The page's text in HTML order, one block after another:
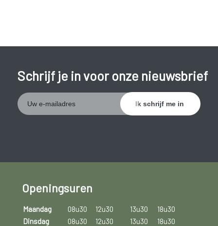
Schrijf je in voor onze nieuwsbrief
Openingsuren
Maandag 08u30 12u30 13u30
18u30
Dinsdag
08u30 12u30 13u30
18u30